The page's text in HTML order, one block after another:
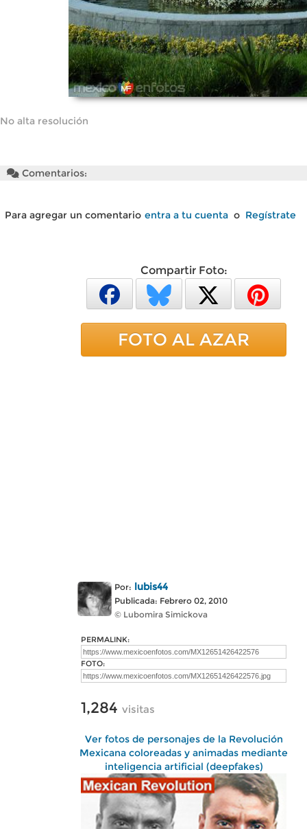
No alta resolución
Comentarios:
Para agregar un comentario entra a tu cuenta o Regístrate
Compartir Foto:
FOTO AL AZAR
Por: lubis44
Publicada: Febrero 02, 2010
© Lubomira Simickova
PERMALINK:
FOTO:
1,284 visitas
Ver fotos de personajes de la Revolución
Mexicana coloreadas y animadas mediante
inteligencia artificial (deepfakes)